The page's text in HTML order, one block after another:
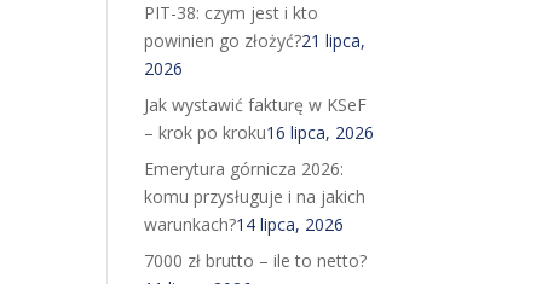
PIT-38: czym jest i kto
powinien go złożyć?21 lipca,
2026
Jak wystawić fakturę w KSeF
– krok po kroku16 lipca, 2026
Emerytura górnicza 2026:
komu przysługuje i na jakich
warunkach?14 lipca, 2026
7000 zł brutto – ile to netto?